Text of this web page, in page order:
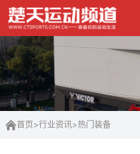
首页>行业资讯>热门装备